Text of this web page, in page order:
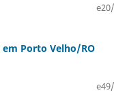
Porto Velho/RO